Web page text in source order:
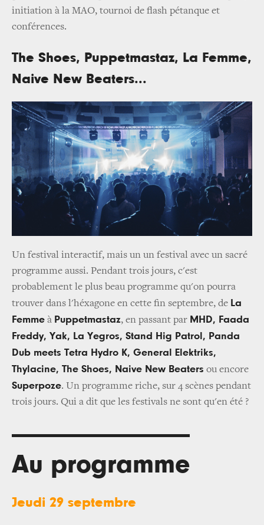
initiation à la MAO, tournoi de flash pétanque et
conférences.
The Shoes, Puppetmastaz, La Femme,
Naive New Beaters...
Un festival interactif, mais un un festival avec un sacré
programme aussi. Pendant trois jours, c'est
probablement le plus beau programme qu'on pourra
trouver dans l'héxagone en cette fin septembre, de La
Femme à Puppetmastaz, en passant par MHD, Faada
Freddy, Yak, La Yegros, Stand Hig Patrol, Panda
Dub meets Tetra Hydro K, General Elektriks,
Thylacine, The Shoes, Naive New Beaters ou encore
Superpoze. Un programme riche, sur 4 scènes pendant
trois jours. Qui a dit que les festivals ne sont qu'en été ?
Au programme
Jeudi 29 septembre